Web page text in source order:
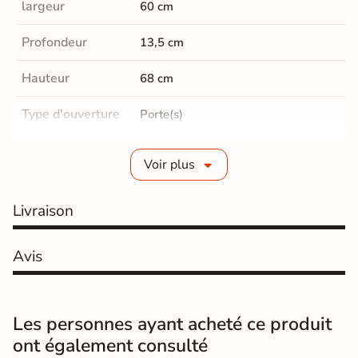
largeur 60 cm
Profondeur 13,5 cm
Hauteur 68 cm
Type d'ouverture Porte(s)
1 porte
3 étagères
Type de prise en
Push
Type de fermeture Silencieuse et ralentie.
caisson
Bois médium (MDF)
Voir plus
Livraison
Avis
Les personnes ayant acheté ce produit
ont également consulté